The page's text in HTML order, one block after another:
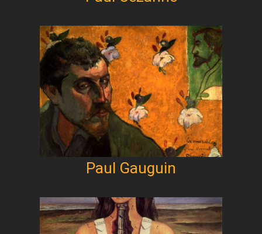
Paul Gauguin